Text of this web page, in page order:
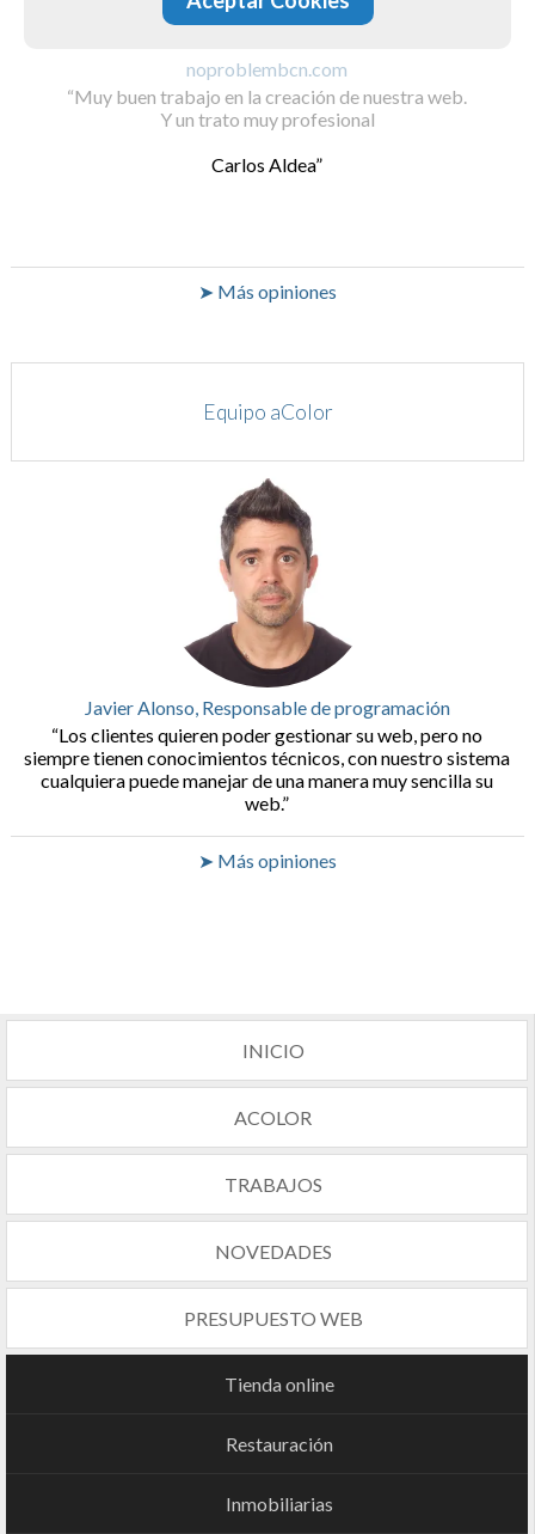
noproblembcn.com
Muy buen trabajo en la creación de nuestra web.
Y un trato muy profesional
Carlos Aldea
➤ Más opiniones
Equipo aColor
Javier Alonso, Responsable de programación
Los clientes quieren poder gestionar su web, pero no
siempre tienen conocimientos técnicos, con nuestro sistema
cualquiera puede manejar de una manera muy sencilla su
web.
➤ Más opiniones
INICIO
ACOLOR
TRABAJOS
NOVEDADES
PRESUPUESTO WEB
Tienda online
Restauración
Inmobiliarias